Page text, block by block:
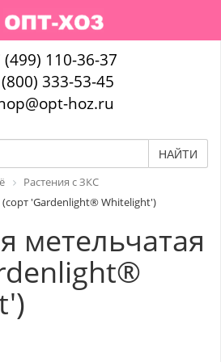
110-36-37
333-53-45
hoz.ru
НАЙТИ
Растения с ЗКС
(сорт 'Gardenlight® Whitelight')
метельчатая